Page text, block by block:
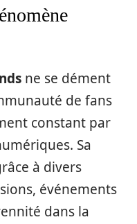
ne se dément
de fans
constant par
Sa
à divers
événements
dans la